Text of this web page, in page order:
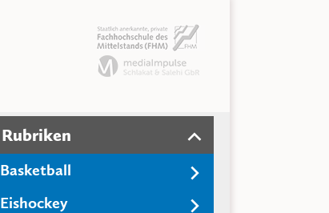
Rubriken
Basketball
Eishockey